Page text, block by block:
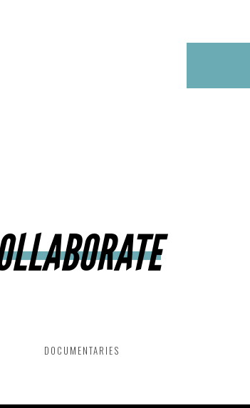
MUSICALS
CONCERTS
CORPORATE
DOCUMENTARIES